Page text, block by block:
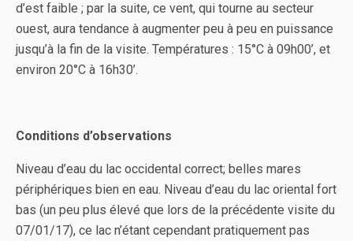
d’est faible ; par la suite, ce vent, qui tourne au secteur
ouest, aura tendance à augmenter peu à peu en puissance
jusqu’à la fin de la visite. Températures : 15°C à 09h00’, et
environ 20°C à 16h30’.
Conditions d’observations
Niveau d’eau du lac occidental correct; belles mares
périphériques bien en eau. Niveau d’eau du lac oriental fort
bas (un peu plus élevé que lors de la précédente visite du
07/01/17), ce lac n’étant cependant pratiquement pas